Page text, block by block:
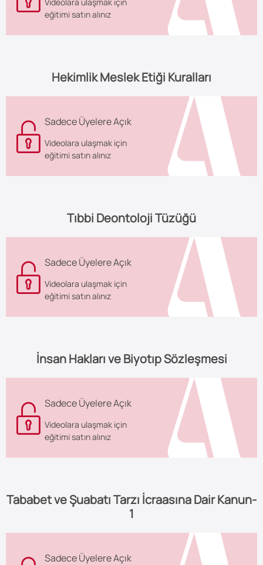
eğitimi satın alınız
Hekimlik Meslek Etiği Kuralları
Sadece Üyelere Açık
Videolara ulaşmak için
eğitimi satın alınız
Tıbbi Deontoloji Tüzüğü
Sadece Üyelere Açık
Videolara ulaşmak için
eğitimi satın alınız
İnsan Hakları ve Biyotıp Sözleşmesi
Sadece Üyelere Açık
Videolara ulaşmak için
eğitimi satın alınız
Tababet ve Şuabatı Tarzı İcraasına Dair Kanun-
1
Sadece Üyelere Açık